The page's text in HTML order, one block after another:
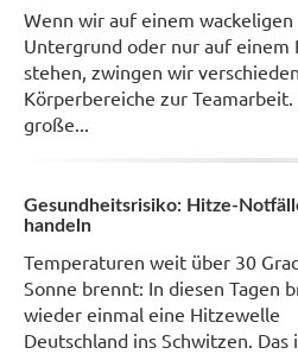
Wenn wir auf einem wackeligen
Untergrund oder nur auf einem
stehen, zwingen wir
Körperbereiche zur Teamarbeit.
große...
Gesundheitsrisiko: Hitze-
handeln
Temperaturen weit über 30
Sonne brennt: In diesen Tagen
wieder einmal eine Hitzewelle
Deutschland ins Schwitzen. Das